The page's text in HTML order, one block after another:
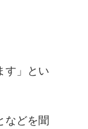
す」とい
などを聞